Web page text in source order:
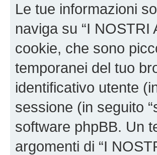
Le tue informazioni
naviga su “I
cookie, che sono
temporanei del tuo
identificativo utente
sessione (in seguito
software phpBB. Un
argomenti di “I